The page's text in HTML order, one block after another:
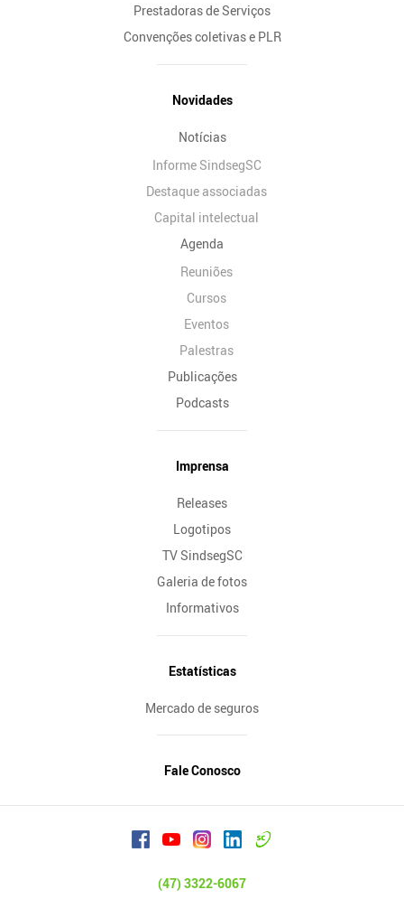
Prestadoras de Serviços
Convenções coletivas e PLR
Novidades
Notícias
Informe SindsegSC
Destaque associadas
Capital intelectual
Agenda
Reuniões
Cursos
Eventos
Palestras
Publicações
Podcasts
Imprensa
Releases
Logotipos
TV SindsegSC
Galeria de fotos
Informativos
Estatísticas
Mercado de seguros
Fale Conosco
(47) 3322-6067